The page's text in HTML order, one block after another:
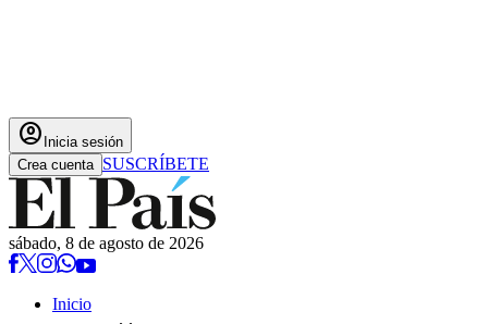
account_circle Inicia sesión
Crea cuenta SUSCRÍBETE
sábado, 8 de agosto de 2026
Inicio